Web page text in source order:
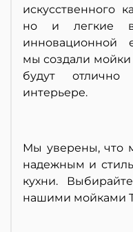
искусственного
но и легкие в
инновационной
мы создали мойки
будут
интерьере.
Мы уверены, что
надежным и
кухни.
нашими мойками